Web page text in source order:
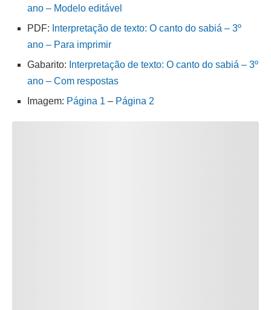
ano – Modelo editável
PDF: Interpretação de texto: O canto do sabiá – 3º
ano – Para imprimir
Gabarito: Interpretação de texto: O canto do sabiá – 3º
ano – Com respostas
Imagem: Página 1 – Página 2